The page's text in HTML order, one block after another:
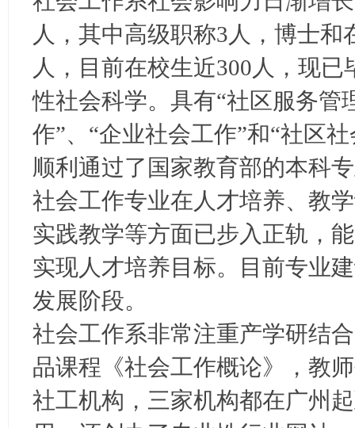
人，其中高级职称3人，博士和
人，目前在校生近300人，现
性社会科学。具有“社区服务管
作”、“企业社会工作”和“社区
顺利通过了国家教育部的本科
社会工作专业在人才培养、教
实践教学等方面已步入正轨，
实现人才培养目标。目前专业
发展阶段。
社会工作系非常注重产学研结
品课程《社会工作概论》，教
社工机构，三家机构都在广州